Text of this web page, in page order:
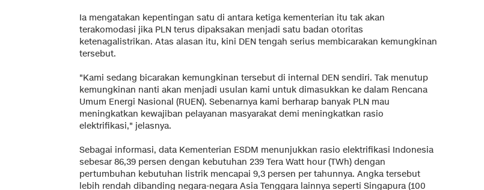
Ia mengatakan kepentingan satu di antara ketiga kementerian itu tak akan
terakomodasi jika PLN terus dipaksakan menjadi satu badan otoritas
ketenagalistrikan. Atas alasan itu, kini DEN tengah serius membicarakan kemungkinan
tersebut.
"Kami sedang bicarakan kemungkinan tersebut di internal DEN sendiri. Tak menutup
kemungkinan nanti akan menjadi usulan kami untuk dimasukkan ke dalam Rencana
Umum Energi Nasional (RUEN). Sebenarnya kami berharap banyak PLN mau
meningkatkan kewajiban pelayanan masyarakat demi meningkatkan rasio
elektrifikasi," jelasnya.
Sebagai informasi, data Kementerian ESDM menunjukkan rasio elektrifikasi Indonesia
sebesar 86,39 persen dengan kebutuhan 239 Tera Watt hour (TWh) dengan
pertumbuhan kebutuhan listrik mencapai 9,3 persen per tahunnya. Angka tersebut
lebih rendah dibanding negara-negara Asia Tenggara lainnya seperti Singapura (100